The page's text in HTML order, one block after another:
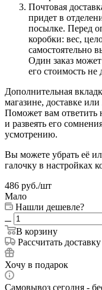
Почтовая
придет в
посылке. Перед
коробки: вес,
самостоятельно
Один заказ
его стоимость
Дополнительная
магазине, доставке
Поможет вам ответить
и развеять его
усмотрению.
Вы можете убрать её
галочку в настройках
486 руб./шт
Мало
Нашли дешевле?
В корзину
Рассчитать доставку
Хочу в подарок
Самовывоз сегодня -